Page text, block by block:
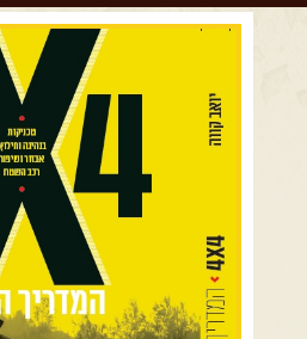
צרו קשר עם שבילים
אודות יואב קווה והאתר שבילים
רמת הגולן וגליל עליון
כרמל ורמות מנשה
בקעת הירדן והשומרון
השרון ומישור החוף
הרי ירושלים והשפלה
מדבר יהודה וים המלח
צפון ומערב הנגב
הר הנגב והערבה